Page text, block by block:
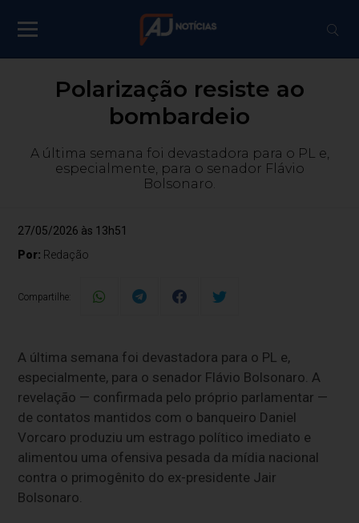
Polarização resiste ao
bombardeio
A última semana foi devastadora para o PL e,
especialmente, para o senador Flávio
Bolsonaro.
27/05/2026 às 13h51
Por: Redação
Compartilhe:
A última semana foi devastadora para o PL e,
especialmente, para o senador Flávio Bolsonaro. A
revelação — confirmada pelo próprio parlamentar —
de contatos mantidos com o banqueiro Daniel
Vorcaro produziu um estrago político imediato e
alimentou uma ofensiva pesada da mídia nacional
contra o primogênito do ex-presidente Jair
Bolsonaro.